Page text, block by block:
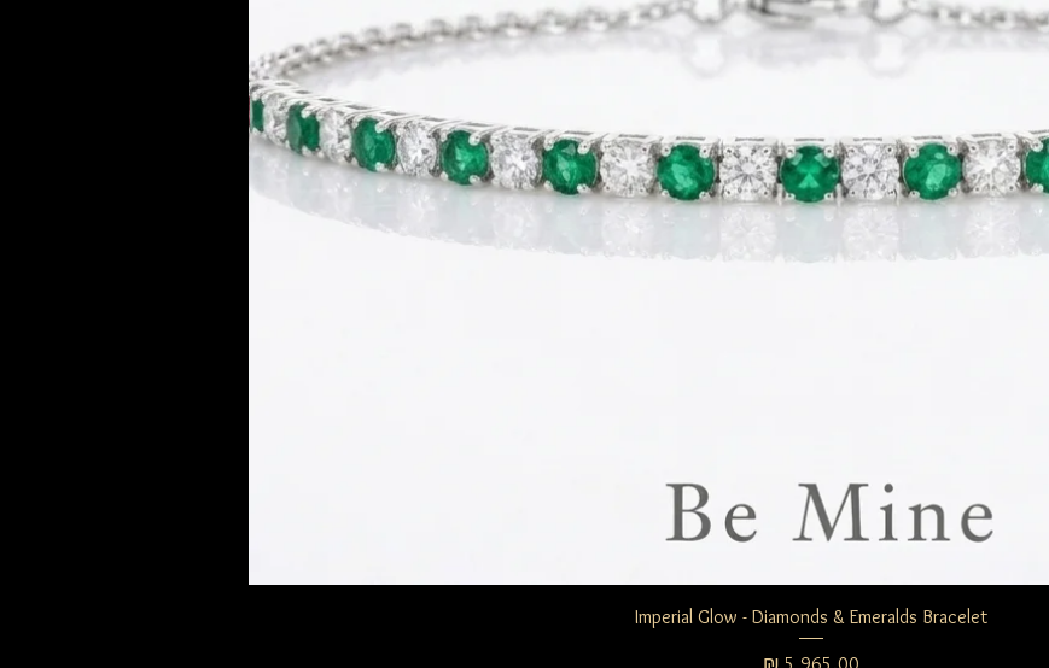
תצוגה מהירה
Imperial Glow - Diamonds & Emeralds Bracelet
מחיר